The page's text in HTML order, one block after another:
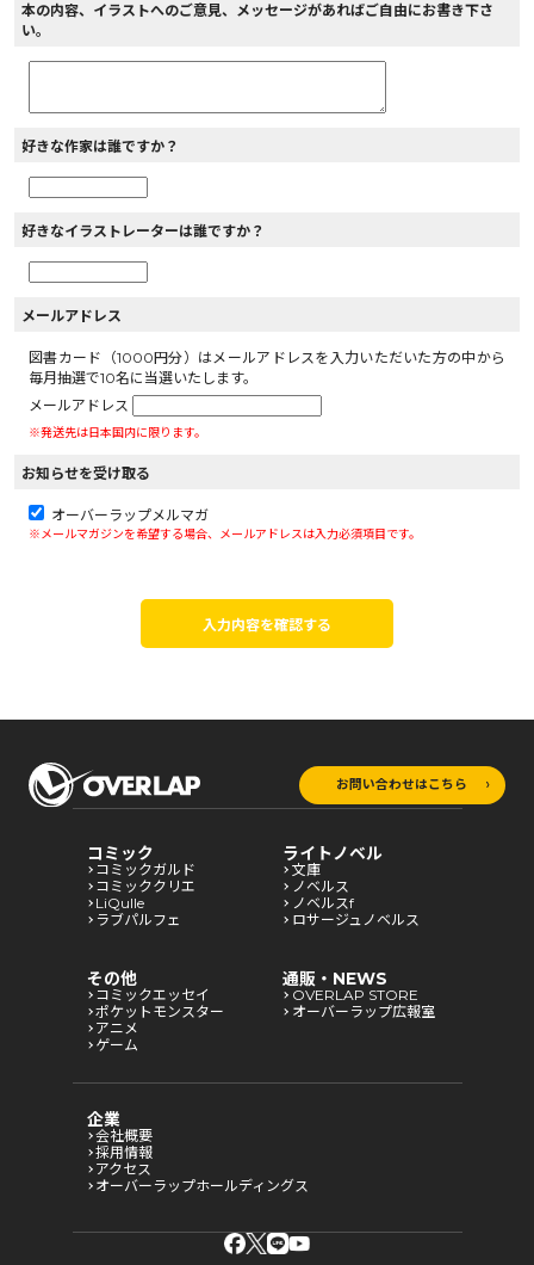
本の内容、イラストへのご意見、メッセージがあればご自由にお書き下さ
い。
好きな作家は誰ですか？
好きなイラストレーターは誰ですか？
メールアドレス
図書カード（1000円分）はメールアドレスを入力いただいた方の中から
毎月抽選で10名に当選いたします。
メールアドレス
※発送先は日本国内に限ります。
お知らせを受け取る
オーバーラップメルマガ
※メールマガジンを希望する場合、メールアドレスは入力必須項目です。
入力内容を確認する
お問い合わせはこちら
コミック
コミックガルド
コミッククリエ
LiQulle
ラブパルフェ
ライトノベル
文庫
ノベルス
ノベルスf
ロサージュノベルス
その他
コミックエッセイ
ポケットモンスター
アニメ
ゲーム
通販・NEWS
OVERLAP STORE
オーバーラップ広報室
企業
会社概要
採用情報
アクセス
オーバーラップホールディングス